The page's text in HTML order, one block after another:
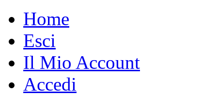
Home
Esci
Il Mio Account
Accedi